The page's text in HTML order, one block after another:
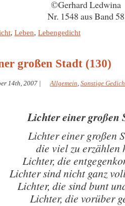
©Gerhard Ledwina
Nr. 1548 aus Band 58
, Leben, Lebengedicht
großen Stadt (130)
14th, 2007 | Allgemein, Sonstige
Lichter einer großen
Lichter einer großen
die viel zu erzählen
Lichter, die
Lichter sind nicht ganz
Lichter, die sind bunt
Lichter, die vorüber